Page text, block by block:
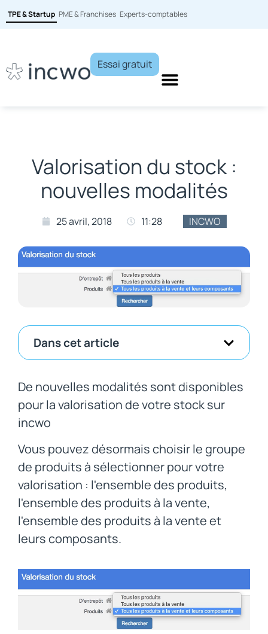
TPE & Startup PME & Franchises Experts-comptables
Essai gratuit
Valorisation du stock :
nouvelles modalités
25 avril, 2018 11:28 INCWO
Dans cet article
De nouvelles modalités sont disponibles
pour la valorisation de votre stock sur
incwo
Vous pouvez désormais choisir le groupe
de produits à sélectionner pour votre
valorisation : l'ensemble des produits,
l'ensemble des produits à la vente,
l'ensemble des produits à la vente et
leurs composants.